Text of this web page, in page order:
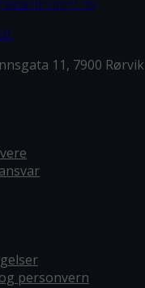
11, 7900 Rørvik
personvern